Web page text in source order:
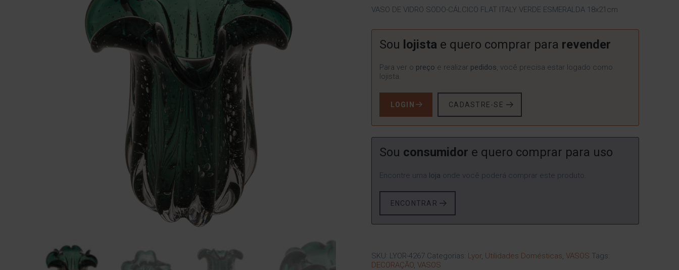
VASO DE VIDRO SODO-CÁLCICO FLAT ITALY VERDE ESMERALDA 18x21cm
Sou lojista e quero comprar para revender
Para ver o preço e realizar pedidos, você precisa estar logado como
lojista.
LOGIN CADASTRE-SE
Sou consumidor e quero comprar para uso
Encontre uma loja onde você poderá comprar este produto.
ENCONTRAR
SKU: LYOR-4267 Categorias: Lyor, Utilidades Domésticas VASOS Tags:
DECORAÇÃO, VASOS